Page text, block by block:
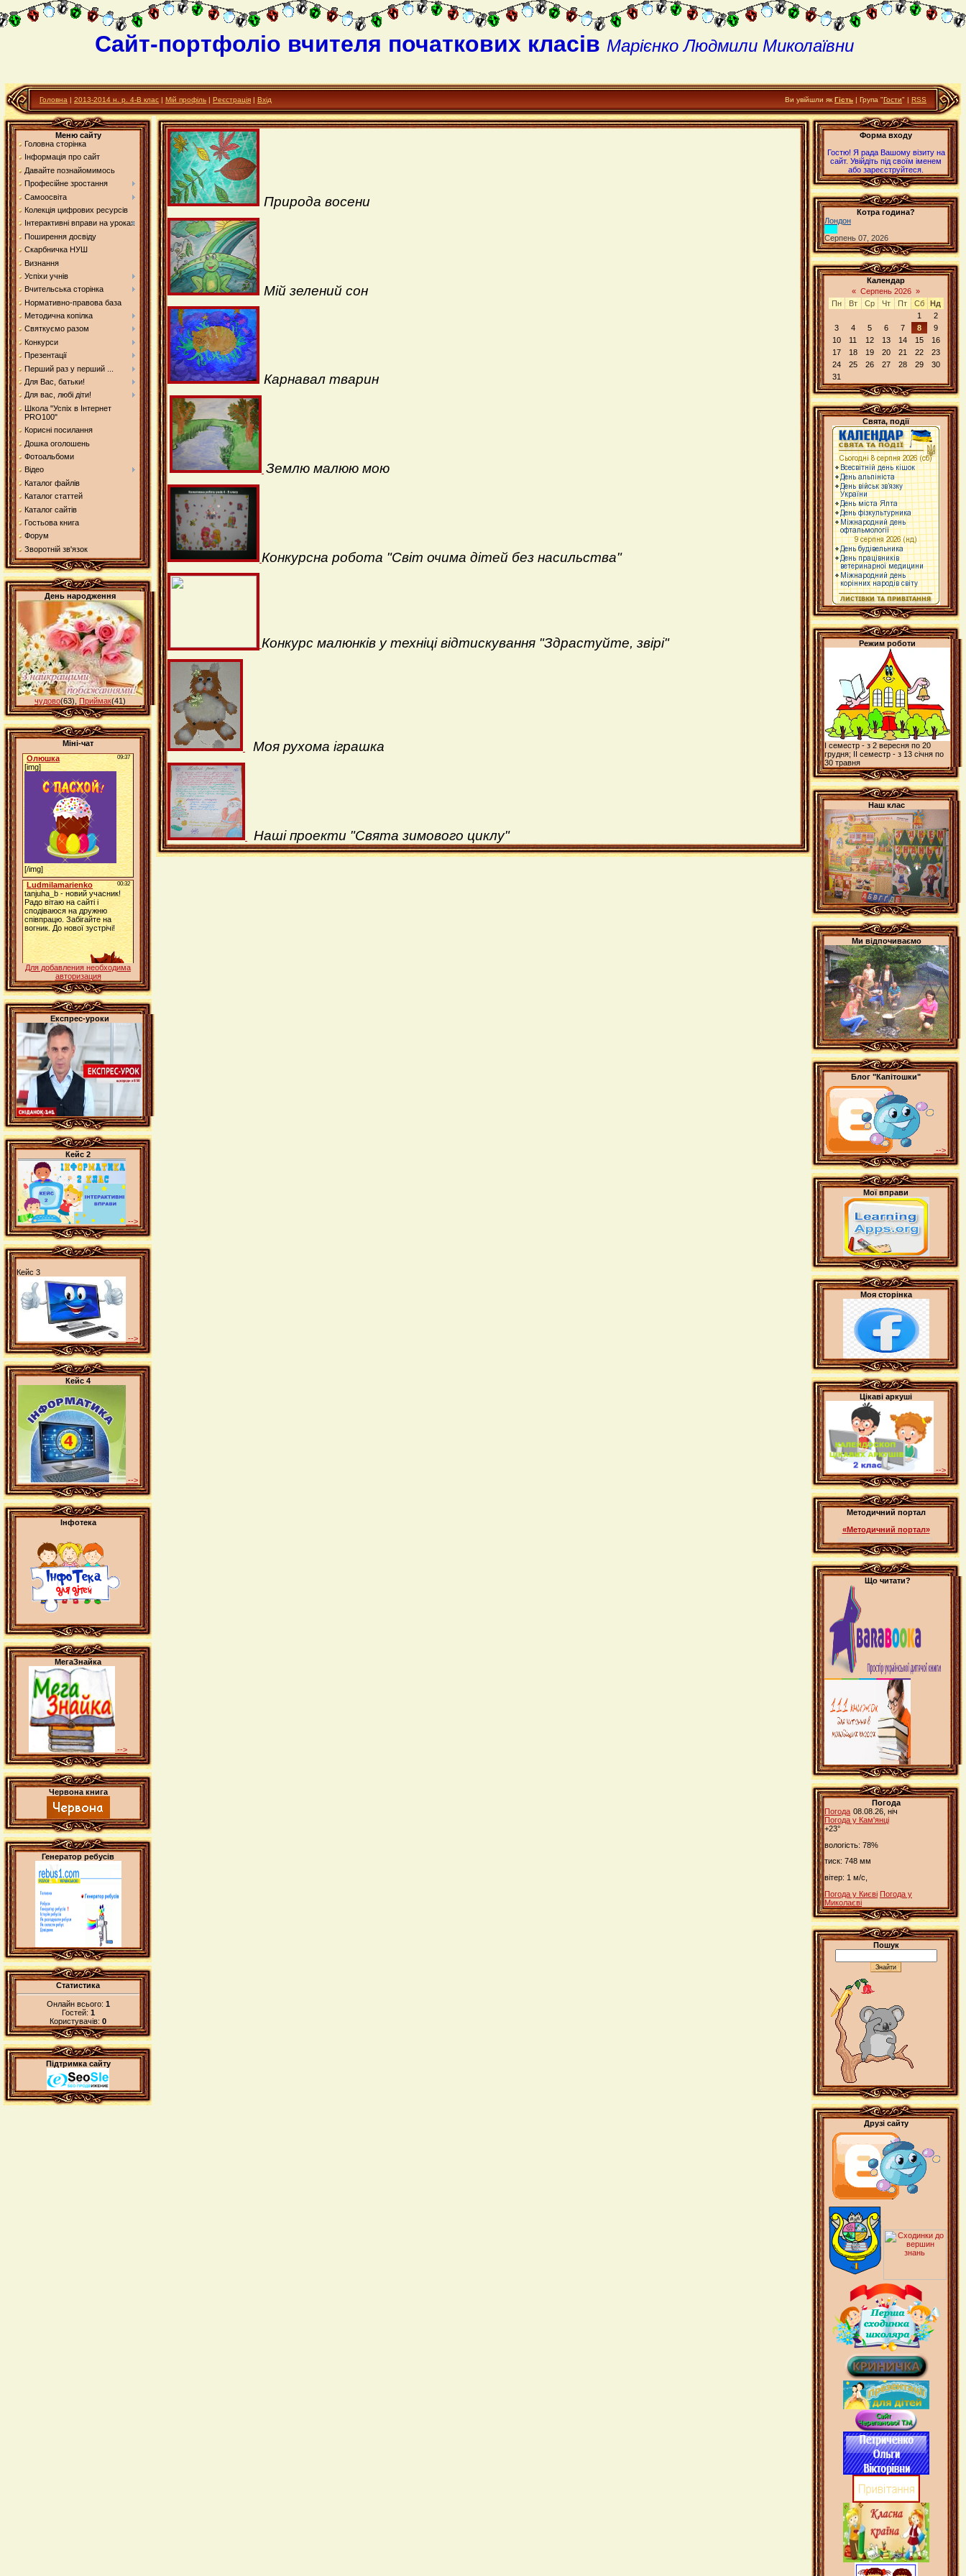
Сайт-портфоліо вчителя початкових класів Марієнко Людмили Миколаївни
Головна | 2013-2014 н. р. 4-В клас | Мій профіль | Реєстрація | Вхід Ви увійшли якГість | Група "Гости" | RSS
Меню сайту
Головна сторінка
Інформація про сайт
Давайте познайомимось
Професійне зростання
Самоосвіта
Колекція цифрових ресурсів
Інтерактивні вправи на уроках
Поширення досвіду
Скарбничка НУШ
Визнання
Успіхи учнів
Вчительська сторінка
Нормативно-правова база
Методична копілка
Святкуємо разом
Конкурси
Презентації
Перший раз у перший ...
Для Вас, батьки!
Для вас, любі діти!
Школа "Успіх в Інтернет
PRO100"
Корисні посилання
Дошка оголошень
Фотоальбоми
Відео
Каталог файлів
Каталог статтей
Каталог сайтів
Гостьова книга
Форум
Зворотній зв'язок
День народження
чудово(63) Приймак(41)
Міні-чат
Для добавления необходима
авторизация
Експрес-уроки
Кейс 2
-->
Кейс 3
-->
Кейс 4
-->
Інфотека
МегаЗнайка
-->
Червона книга
Генератор ребусів
Статистика
Онлайн всього: 1
Гостей: 1
Користувачів: 0
Підтримка сайту
Природа восени
Мій зелений сон
Карнавал тварин
Землю малюю мою
Конкурсна робота "Світ очима дітей без насильства"
Конкурс малюнків у техніці відтискування "Здрастуйте, звірі"
Моя рухома іграшка
Наші проекти "Свята зимового циклу"
Форма входу
Гостю! Я рада Вашому візиту на
сайт. Увійдіть під своїм іменем
або зареєструйтеся.
Котра година?
Лондон
Серпень 07, 2026
Календар
« Серпень 2026 »
Пн
Вт Ср Чт Пт Сб
Нд
1
2
3
4 5 6 7 8
9
10
11 12 13 14 15
16
17
18 19 20 21 22
23
24
25 26 27 28 29
30
31
Свята, події
Режим роботи
І семестр - з 2 вересня по 20
грудня; ІІ семестр - з 13 січня по
30 травня
Наш клас
Ми відпочиваємо
Блог "Капітошки"
-->
Мої вправи
Моя сторінка
Цікаві аркуші
-->
Методичний портал
«Методичний портал»
widget @ surfing-waves.com
Що читати?
Погода
Погода 08.08.26, ніч
Погода у Кам'янці
+23°
вологість: 78%
тиск: 748 мм
вітер: 1 м/с,
Погода у Києві Погода у
Миколаєві
Пошук
Друзі сайту